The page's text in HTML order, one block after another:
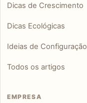
Dicas de Crescimento
Dicas Ecológicas
Ideias de Configuração
Todos os artigos
EMPRESA